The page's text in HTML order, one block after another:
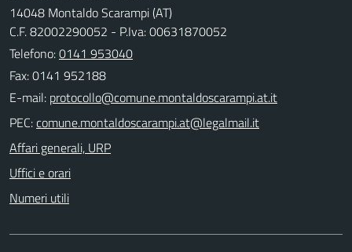
14048 Montaldo Scarampi (AT)
C.F. 82002290052 - P.Iva: 00631870052
Telefono:0141 953040
Fax: 0141 952188
E-mail:
PEC:
Affari generali, URP
Uffici e orari
Numeri utili